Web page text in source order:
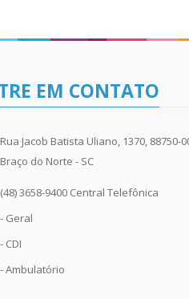
EM CONTATO
Rua Jacob Batista Uliano, 1370, 88750-
Braço do Norte - SC
(48) 3658-9400 Central Telefônica
- Geral
- CDI
- Ambulatório